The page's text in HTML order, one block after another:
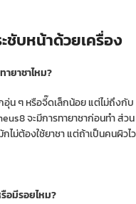
บหน้าด้วยเครื่อง
ยาชาไหม?
น ๆ หรือจี๊ดเล็กน้อย แต่ไม่ถึงกับ
จะมีการทายาชาก่อนทำ ส่วน
ไม่ต้องใช้ยาชา แต่ถ้าเป็นคนผิวไว
อมีรอยไหม?